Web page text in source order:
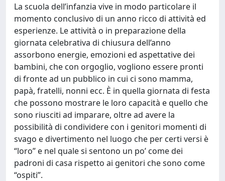
La scuola dell’infanzia vive in modo particolare il
momento conclusivo di un anno ricco di attività ed
esperienze. Le attività o in preparazione della
giornata celebrativa di chiusura dell’anno
assorbono energie, emozioni ed aspettative dei
bambini, che con orgoglio, vogliono essere pronti
di fronte ad un pubblico in cui ci sono mamma,
papà, fratelli, nonni ecc. È in quella giornata di festa
che possono mostrare le loro capacità e quello che
sono riusciti ad imparare, oltre ad avere la
possibilità di condividere con i genitori momenti di
svago e divertimento nel luogo che per certi versi è
“loro” e nel quale si sentono un po’ come dei
padroni di casa rispetto ai genitori che sono come
“ospiti”.